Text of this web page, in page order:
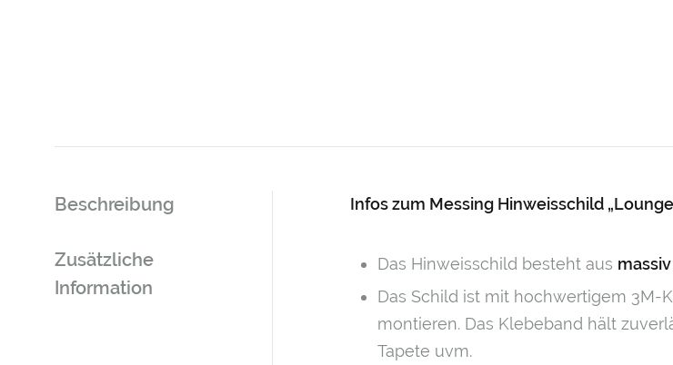
Beschreibung
Zusätzliche
Information
Infos zum Messing Hinweisschild
Das Hinweisschild besteht aus
Das Schild ist mit hochwertigem 3M-
montieren. Das Klebeband hält
Tapete uvm.